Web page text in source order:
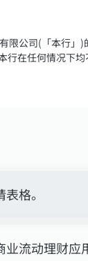
限公司(「本行
行在任何情况下
格。
流动理财应